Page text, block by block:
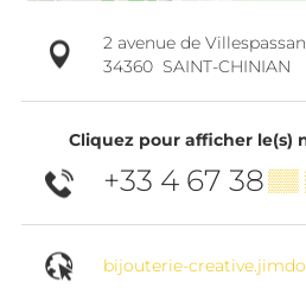
2 avenue de
34360 SAINT-CHINIAN
Cliquez pour afficher le(s)
+33 4 67 38▒▒
bijouterie-